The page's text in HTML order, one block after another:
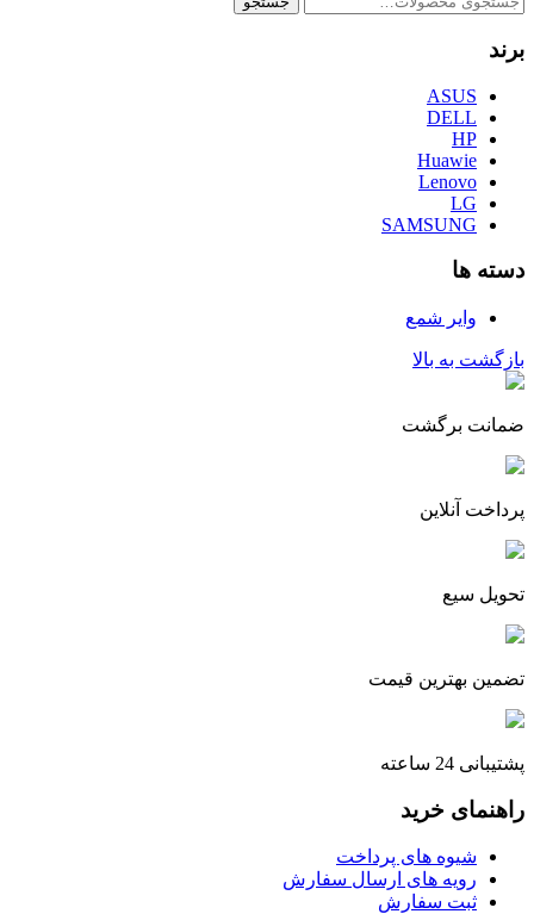
برند
ASUS
DELL
HP
Huawie
Lenovo
LG
SAMSUNG
دسته ها
وایر شمع
بازگشت به بالا
ضمانت برگشت
پرداخت آنلاین
تحویل سیع
تضمین بهترین قیمت
پشتیبانی 24 ساعته
راهنمای خرید
شیوه های پرداخت
رویه های ارسال سفارش
ثبت سفارش